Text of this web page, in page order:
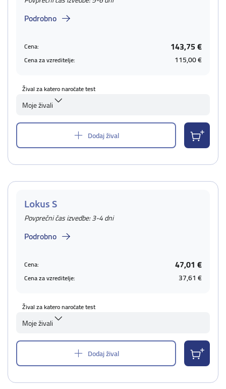
Podrobno
Cena: 143,75 €
Cena za vzreditelje: 115,00 €
Žival za katero naročate test
Moje živali
Dodaj žival
Lokus S
Povprečni čas izvedbe: 3-4 dni
Podrobno
Cena: 47,01 €
Cena za vzreditelje: 37,61 €
Žival za katero naročate test
Moje živali
Dodaj žival